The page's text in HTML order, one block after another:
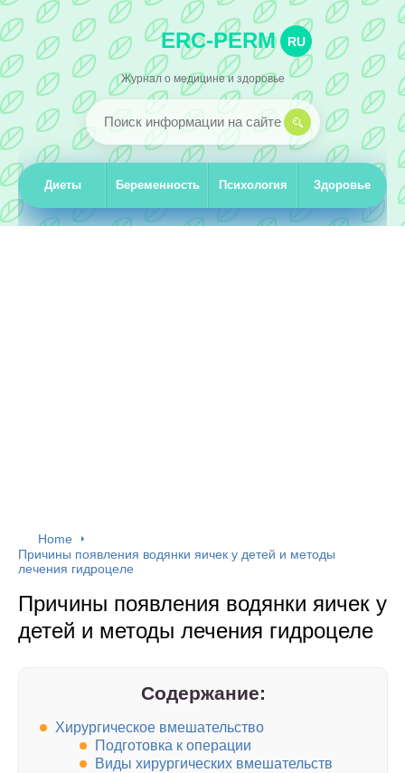
ERC-PERM RU
Журнал о медицине и здоровье
Диеты Беременность Психология Здоровье
Home
Причины появления водянки яичек у детей и методы
лечения гидроцеле
Причины появления водянки яичек у
детей и методы лечения гидроцеле
Содержание:
Хирургическое вмешательство
Подготовка к операции
Виды хирургических вмешательств